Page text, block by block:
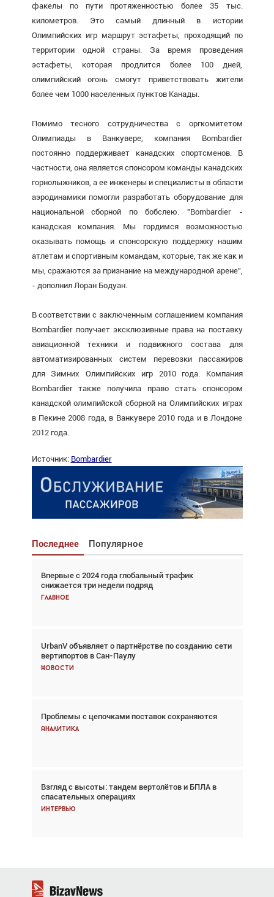
факелы по пути протяженностью более 35 тыс.
километров. Это самый длинный в истории
Олимпийских игр маршрут эстафеты, проходящий по
территории одной страны. За время проведения
эстафеты, которая продлится более 100 дней,
олимпийский огонь смогут приветствовать жители
более чем 1000 населенных пунктов Канады.
Помимо тесного сотрудничества с оргкомитетом
Олимпиады в Ванкувере, компания Bombardier
постоянно поддерживает канадских спортсменов. В
частности, она является спонсором команды канадских
горнолыжников, а ее инженеры и специалисты в области
аэродинамики помогли разработать оборудование для
национальной сборной по бобслею. "Bombardier -
канадская компания. Мы гордимся возможностью
оказывать помощь и спонсорскую поддержку нашим
атлетам и спортивным командам, которые, так же как и
мы, сражаются за признание на международной арене",
- дополнил Лоран Бодуан.
В соответствии с заключенным соглашением компания
Bombardier получает эксклюзивные права на поставку
авиационной техники и подвижного состава для
автоматизированных систем перевозки пассажиров
для Зимних Олимпийских игр 2010 года. Компания
Bombardier также получила право стать спонсором
канадской олимпийской сборной на Олимпийских играх
в Пекине 2008 года, в Ванкувере 2010 года и в Лондоне
2012 года.
Источник: Bombardier
Последнее Популярное
Впервые с 2024 года глобальный трафик
снижается три недели подряд
Главное
UrbanV объявляет о партнёрстве по созданию сети
вертипортов в Сан-Паулу
Новости
Проблемы с цепочками поставок сохраняются
Аналитика
Взгляд с высоты: тандем вертолётов и БПЛА в
спасательных операциях
Интервью
Взгляд с высоты: тандем вертолётов и БПЛА в
спасательных операциях
Главное
Авиационный фотограф Дэйв Кох: «Фотография
говорит сама за себя... а ИИ всё портит»
Новости
Впервые с 2024 года глобальный трафик
снижается три недели подряд
Частный самолёт – это актив. Подходите к
покупке соответствующим образом
Интервью